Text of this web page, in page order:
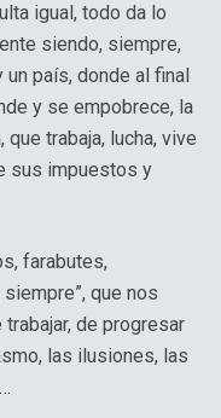
igual, todo da lo
siendo, siempre,
país, donde al final
y se empobrece, la
trabaja, lucha, vive
sus impuestos y
farabutes,
que nos
de progresar
las ilusiones, las